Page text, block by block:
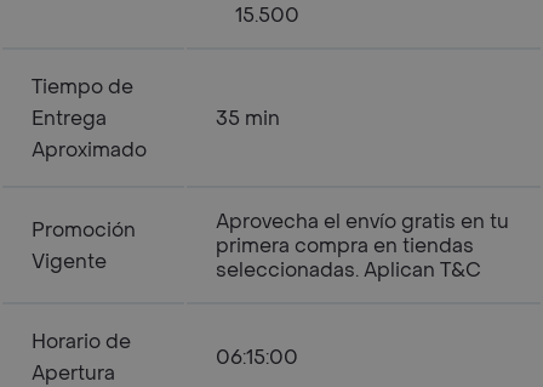
15.500
Tiempo de
Entrega
Aproximado
35 min
Promoción
Vigente
Aprovecha el envío gratis en tu
primera compra en tiendas
seleccionadas. Aplican T&C
Horario de
Apertura
06:15:00